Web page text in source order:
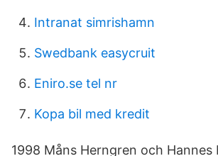
Intranat simrishamn
Swedbank easycruit
Eniro.se tel nr
Kopa bil med kredit
1998 Måns Herngren och Hannes